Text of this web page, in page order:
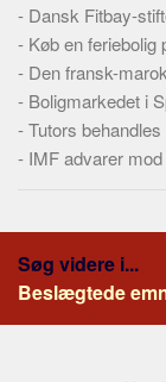
- Dansk Fitbay-
- Køb en feriebolig
- Den fransk-
- Boligmarkedet i
-Tutors
- IMF advarer
Søg videre i...
Beslægtede